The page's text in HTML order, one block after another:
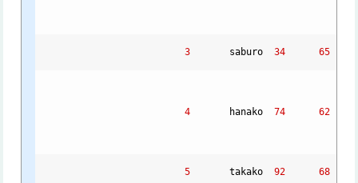
3 saburo 34 65
4 hanako 74 62
5 takako 92 68